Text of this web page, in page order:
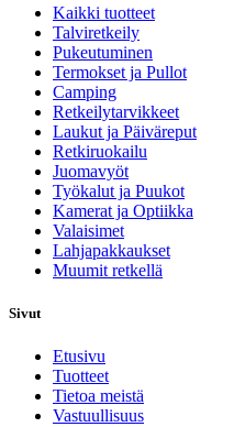
Kaikki tuotteet
Talviretkeily
Pukeutuminen
Termokset ja Pullot
Camping
Retkeilytarvikkeet
Laukut ja Päiväreput
Retkiruokailu
Juomavyöt
Työkalut ja Puukot
Kamerat ja Optiikka
Valaisimet
Lahjapakkaukset
Muumit retkellä
Sivut
Etusivu
Tuotteet
Tietoa meistä
Vastuullisuus